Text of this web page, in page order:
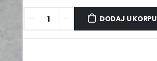
DODAJ U KORPU